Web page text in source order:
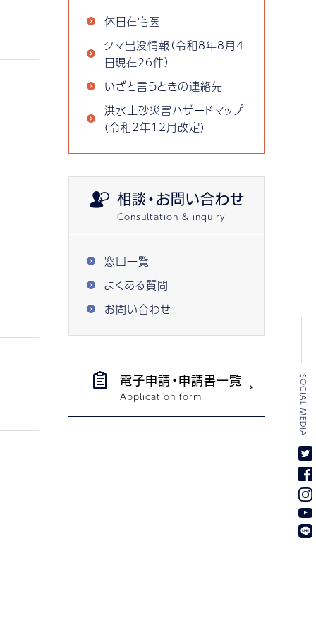
休日在宅医
クマ出没情報（令和8年8月4
日現在26件）
いざと言うときの連絡先
洪水土砂災害ハザードマップ
(令和2年12月改定)
相談・お問い合わせ
窓口一覧
よくある質問
お問い合わせ
電子申請・申請書一覧 SOCIAL MEDIA